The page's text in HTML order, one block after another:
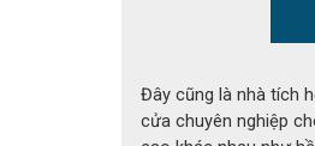
Găng tay chống
xạ lên tới 1600°C
Đây cũng là nhà tích
cửa chuyên nghiệp